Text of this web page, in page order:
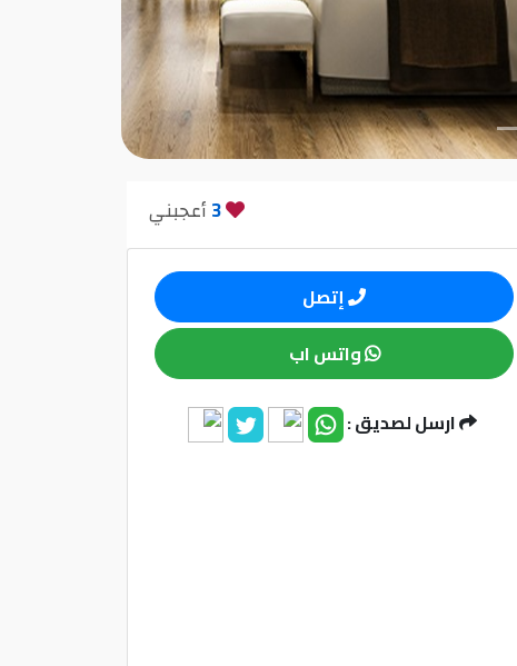
3 أعجبني
إتصل
واتس اب
ارسل لصديق :